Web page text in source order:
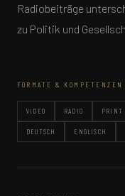
Radiobeiträge
zu Politik und
FORMATE & KOMPETENZEN
VIDEO RADIO PRINT
DEUTSCH ENGLISCH